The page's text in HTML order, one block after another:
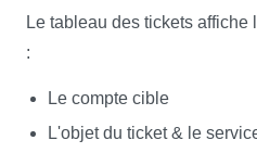
Le tableau des tickets
:
Le compte cible
L'objet du ticket & le